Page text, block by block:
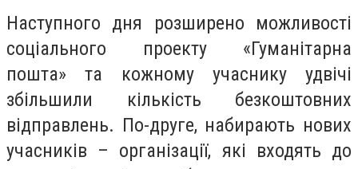
Наступного дня розширено можливості
соціального проекту «Гуманітарна
пошта» та кожному учаснику удвічі
збільшили кількість безкоштовних
відправлень. По-друге, набирають нових
учасників – організації, які входять до